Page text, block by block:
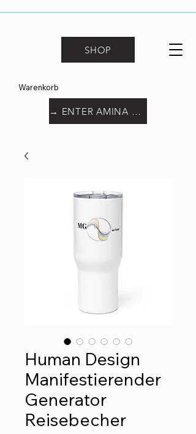
SHOP
Warenkorb
→ ENTER AMINA WORLD
Human Design
Manifestierender
Generator
Reisebecher